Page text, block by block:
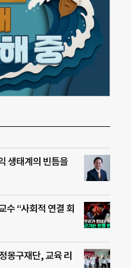
생태계의 빈틈을
“사회적 연결 회
몽구재단, 교육 리